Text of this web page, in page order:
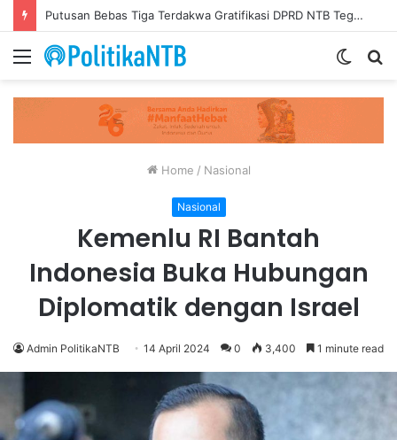
Putusan Bebas Tiga Terdakwa Gratifikasi DPRD NTB Tegaskan Keadilan Berdasarkan Fakta Persidangan
Menu
Switch
Home / Nasional
Nasional
Kemenlu RI Bantah
Indonesia Buka Hubungan
Diplomatik dengan Israel
Admin PolitikaNTB 14 April 2024 0 3,400 1 minute read